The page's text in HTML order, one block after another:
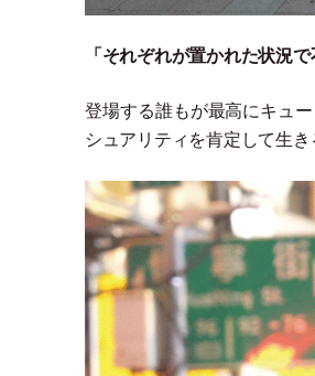
「 それぞれが置かれた状況
登場する誰もが最高にキュ
シュアリティを肯定して生